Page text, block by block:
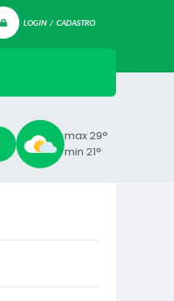
LOGIN / CADASTRO
max 29°
min 21°